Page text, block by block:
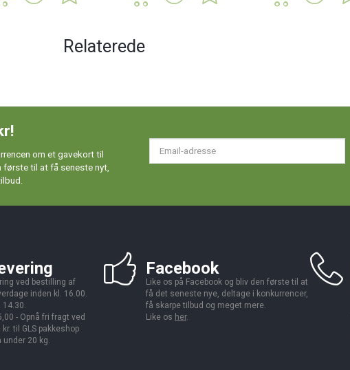
Relaterede
om et gavekort til
første til at få seneste nyt,
ved bestilling af
inden kl. 16.00.
14.30.
- Opnå fri fragt ved
til GLS pakkeshop
20 kg.
Facebook
Like os på Facebook og bliv den første til at
få det seneste nye, deltage i konkurrencer,
få skarpe tilbud og meget mere.
Like os her.